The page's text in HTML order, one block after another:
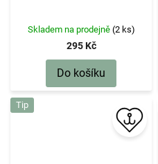
Skladem na prodejně (2 ks)
295 Kč
Do košíku
Tip